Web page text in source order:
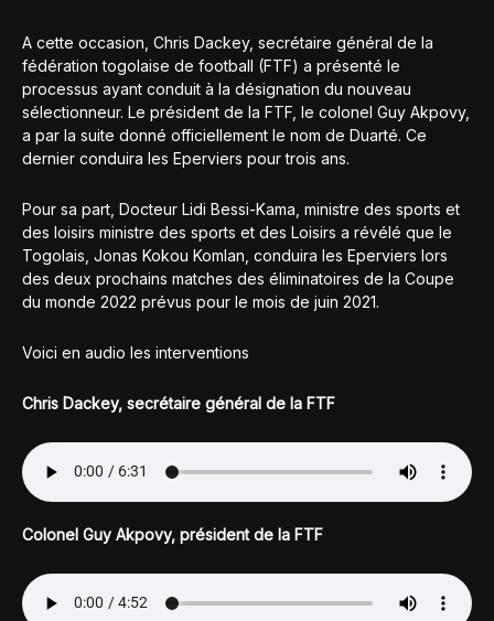
A cette occasion, Chris Dackey, secrétaire général de la
fédération togolaise de football (FTF) a présenté le
processus ayant conduit à la désignation du nouveau
sélectionneur. Le président de la FTF, le colonel Guy Akpovy,
a par la suite donné officiellement le nom de Duarté. Ce
dernier conduira les Eperviers pour trois ans.
Pour sa part, Docteur Lidi Bessi-Kama, ministre des sports et
des loisirs ministre des sports et des Loisirs a révélé que le
Togolais, Jonas Kokou Komlan, conduira les Eperviers lors
des deux prochains matches des éliminatoires de la Coupe
du monde 2022 prévus pour le mois de juin 2021.
Voici en audio les interventions
Chris Dackey, secrétaire général de la FTF
Colonel Guy Akpovy, président de la FTF